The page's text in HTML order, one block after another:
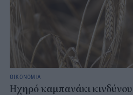
ΟΙΚΟΝΟΜΙΑ
Ηχηρό καμπανάκι κινδύνου